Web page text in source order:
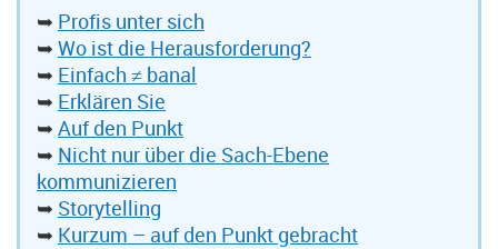
➥ Profis unter sich
➥ Wo ist die Herausforderung?
➥ Einfach ≠ banal
➥ Erklären Sie
➥ Auf den Punkt
➥ Nicht nur über die Sach-Ebene
kommunizieren
➥ Storytelling
➥ Kurzum – auf den Punkt gebracht